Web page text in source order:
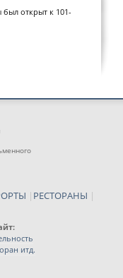
открыт к 101-
| РЕСТОРАНЫ |
итд.